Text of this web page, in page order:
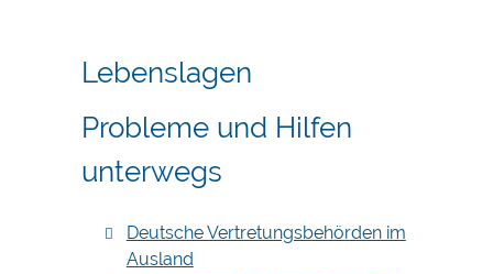
Lebenslagen
Probleme und Hilfen
unterwegs
Deutsche Vertretungsbehörden im
Ausland